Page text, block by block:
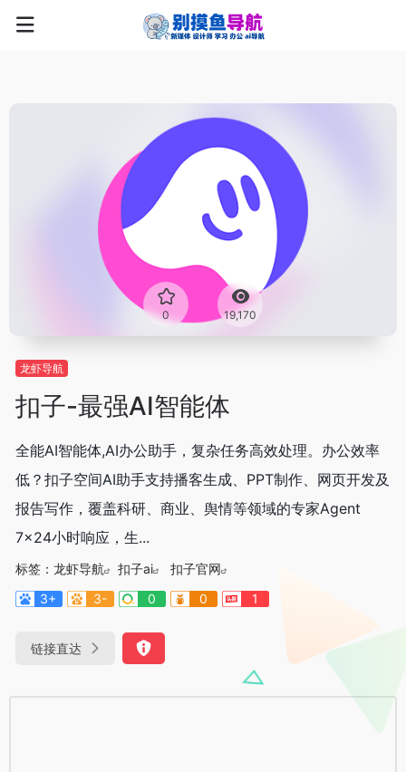
0 19,170
龙虾导航
扣子-最强AI智能体
全能AI智能体,AI办公助手，复杂任务高效处理。办公效率
低？扣子空间AI助手支持播客生成、PPT制作、网页开发及
报告写作，覆盖科研、商业、舆情等领域的专家Agent
7x24小时响应，生...
标签： 龙虾导航 扣子ai
扣子官网
3+
3- 0 0 1
链接直达